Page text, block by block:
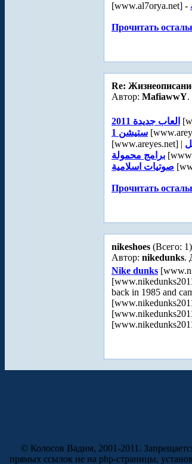
[www.al7orya.net] -
Прочитать
Re:
Автор: MafiawwY.
العاب جديدة 2011
ستيشن 1
[www.areyes.net] |
برامج محمولة
صوتيات اسلامية
Прочитать
nikeshoes (Всего: 1)
Автор: nikedunks.
Nike dunks
back in 1985 and
© Колосов Вадим, 2001-2011.
прямых ссылок не на php-страницы,